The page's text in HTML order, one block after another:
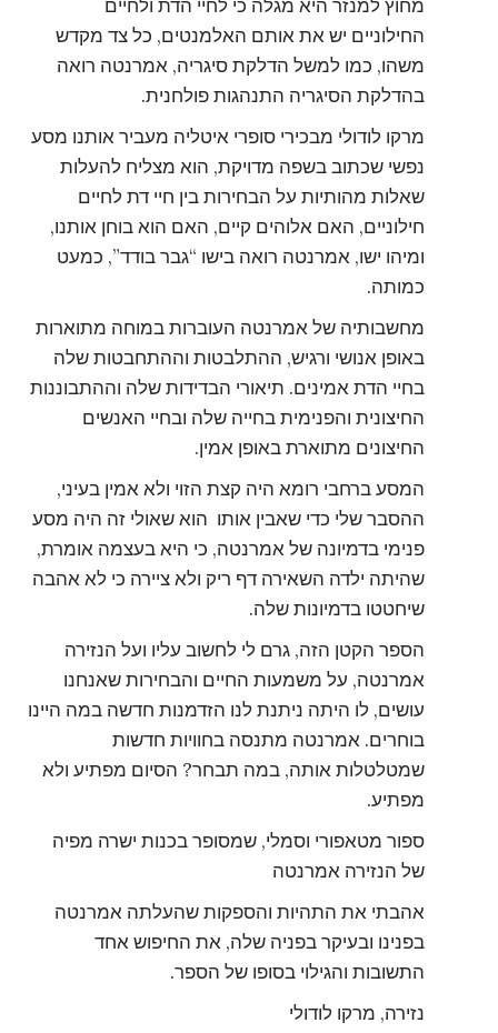
מחוץ למנזר היא מגלה כי לחיי הדת ולחיים
החילוניים יש את אותם האלמנטים, כל צד מקדש
משהו, כמו למשל הדלקת סיגריה, אמרנטה רואה
בהדלקת הסיגריה התנהגות פולחנית.
מרקו לודולי מבכירי סופרי איטליה מעביר אותנו מסע
נפשי שכתוב בשפה מדויקת, הוא מצליח להעלות
שאלות מהותיות על הבחירות בין חיי דת לחיים
חילוניים, האם אלוהים קיים, האם הוא בוחן אותנו,
ומיהו ישו, אמרנטה רואה בישו “גבר בודד”, כמעט
כמותה.
מחשבותיה של אמרנטה העוברות במוחה מתוארות
באופן אנושי ורגיש, ההתלבטות וההתחבטות שלה
בחיי הדת אמינים. תיאורי הבדידות שלה וההתבוננות
החיצונית והפנימית בחייה שלה ובחיי האנשים
החיצונים מתוארת באופן אמין.
המסע ברחבי רומא היה קצת הזוי ולא אמין בעיני,
ההסבר שלי כדי שאבין אותו הוא שאולי זה היה מסע
פנימי בדמיונה של אמרנטה, כי היא בעצמה אומרת,
שהיתה ילדה השאירה דף ריק ולא ציירה כי לא אהבה
שיחטטו בדמיונות שלה.
הספר הקטן הזה, גרם לי לחשוב עליו ועל הנזירה
אמרנטה, על משמעות החיים והבחירות שאנחנו
עושים, לו היתה ניתנת לנו הזדמנות חדשה במה היינו
בוחרים. אמרנטה מתנסה בחוויות חדשות
שמטלטלות אותה, במה תבחר? הסיום מפתיע ולא
מפתיע.
ספור מטאפורי וסמלי, שמסופר בכנות ישרה מפיה
של הנזירה אמרנטה
אהבתי את התהיות והספקות שהעלתה אמרנטה
בפנינו ובעיקר בפניה שלה, את החיפוש אחד
התשובות והגילוי בסופו של הספר.
נזירה, מרקו לודולי